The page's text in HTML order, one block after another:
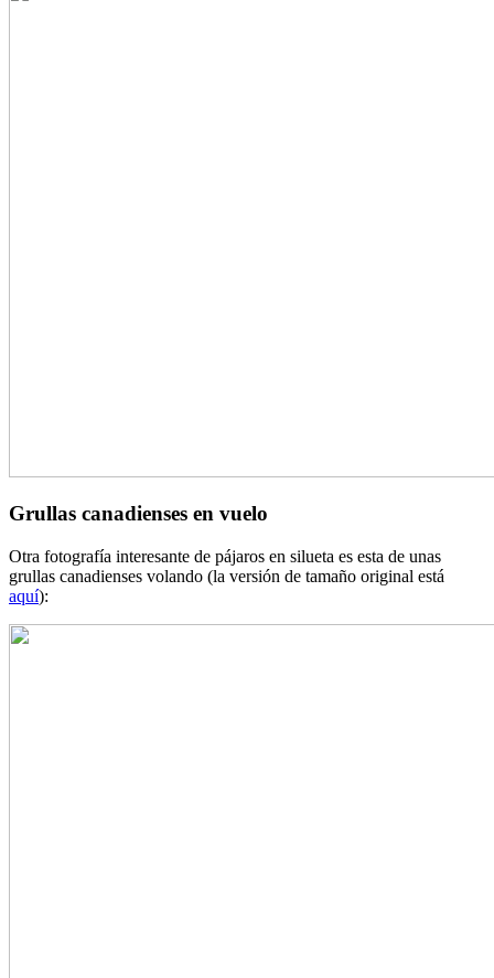
Grullas canadienses en vuelo
Otra fotografía interesante de pájaros en silueta es esta de unas
grullas canadienses volando (la versión de tamaño original está
aquí):